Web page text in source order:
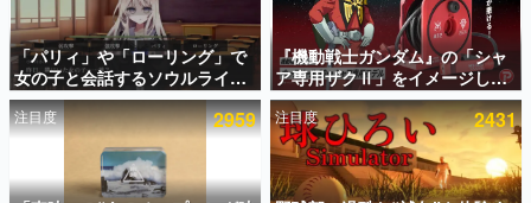
アプリセール情報
インタビュー
連載・特集一覧
殿堂入り記事
SNS拡散数が数千以上！ ページビュー数万以上！ などな
「パリィ」や「ローリング」で
女の子と会話するソウルライク
恋愛ゲーム『小早川さんはソウ
ルライク』無料公開。返事に失
敗すると「YOU DIED」
『機動戦士ガンダム』の「シャ
ア専用ザクⅡ」をイメージした
散水ホースリールが予約開始。
本体にはシャアのパーソナルマ
ークやジオン公国軍のエンブレ
ム、型式番号などを配置
注目度 2959 注目度 2431